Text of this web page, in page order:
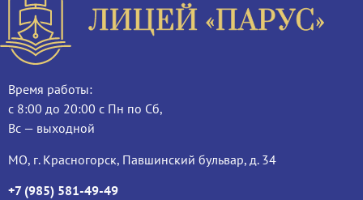
Время работы:
с 8:00 до 20:00 с Пн по Сб,
Вс — выходной
МО, г. Красногорск, Павшинский бульвар, д. 34
+7 (985) 581-49-49